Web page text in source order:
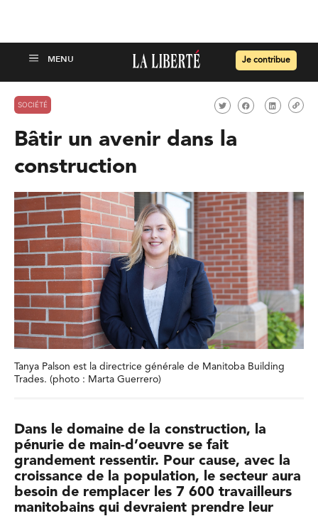
Je contribue
SOCIÉTÉ
Bâtir un avenir dans la
construction
Tanya Palson est la directrice générale de Manitoba Building
Trades. (photo : Marta Guerrero)
Dans le domaine de la construction, la
pénurie de main-d’oeuvre se fait
grandement ressentir. Pour cause, avec la
croissance de la population, le secteur aura
besoin de remplacer les 7 600 travailleurs
manitobains qui devraient prendre leur